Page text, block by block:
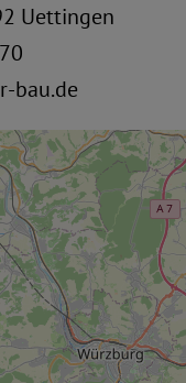
Uettingen
bau.de